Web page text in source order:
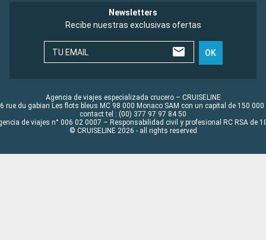
Newsletters
Recibe nuestras exclusivas ofertas
TU EMAIL OK
Agencia de viajes especializada crucero – CRUISELINE
rue du gabian Les flots bleus MC 98 000 Monaco SAM con un capital de 150 000
contact tel : (00) 377 97 97 84 50
de viajes n° 006 02 0007 – Responsabilidad civil y profesional RC RSA de
© CRUISELINE 2026 - all rights reserved